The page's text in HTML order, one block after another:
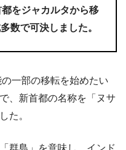
をジャカルタから移
数で可決しました。
一部の移転を始めたい
、新首都の名称を「ヌサ
た。
群島」を意味し、インド